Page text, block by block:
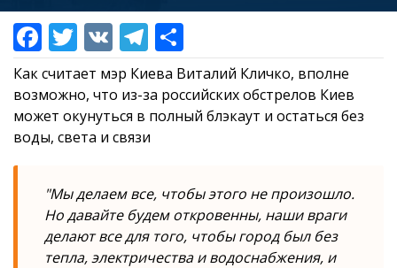
Как считает мэр Киева Виталий Кличко, вполне
возможно, что из-за российских обстрелов Киев
может окунуться в полный блэкаут и остаться без
воды, света и связи
"Мы делаем все, чтобы этого не произошло.
Но давайте будем откровенны, наши враги
делают все для того, чтобы город был без
тепла, электричества и водоснабжения, и